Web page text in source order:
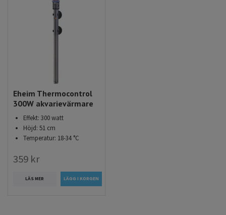
Eheim Thermocontrol
300W akvarievärmare
Effekt: 300 watt
Höjd: 51 cm
Temperatur: 18-34 °C
359 kr
LÄS MER